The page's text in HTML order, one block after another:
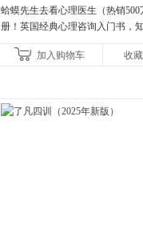
蛤蟆先生去看心理医生（热销500
册！英国经典心理咨询入门书，
加入购物车
收藏